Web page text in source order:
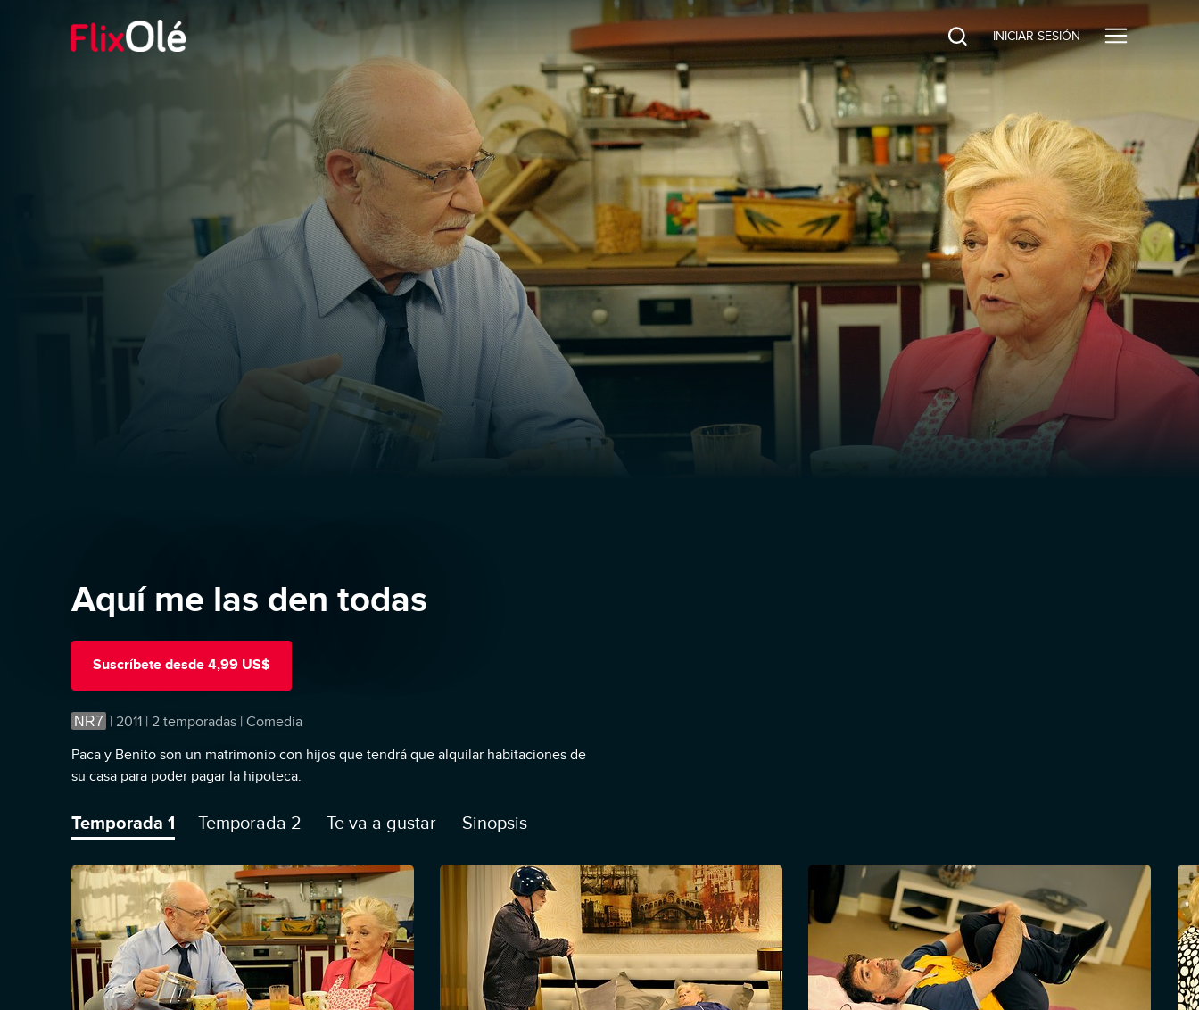
INICIAR SESIÓN
Aquí me las den todas
Suscríbete desde 4,99 US$
NR7 | 2011 | 2 temporadas | Comedia
Paca y Benito son un matrimonio con hijos que tendrá que alquilar habitaciones de
su casa para poder pagar la hipoteca.
Temporada 1 Temporada 2 Te va a gustar Sinopsis